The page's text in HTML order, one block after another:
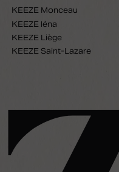
KEEZE Monceau
KEEZE Iéna
KEEZE Liège
KEEZE Saint-Lazare